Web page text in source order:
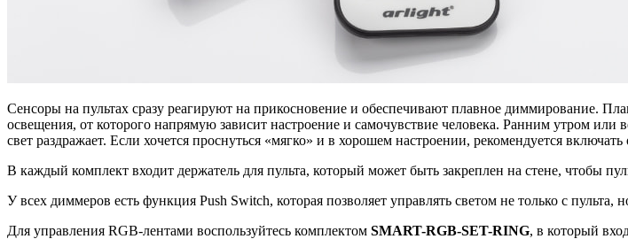
Сенсоры на пультах сразу реагируют на прикосновение и обеспечивают плавное диммирование.
освещения, от которого напрямую зависит настроение и самочувствие человека. Ранним утром
свет раздражает. Если хочется проснуться «мягко» и в хорошем настроении, рекомендуется
В каждый комплект входит держатель для пульта, который может быть закреплен на стене, чтобы
У всех диммеров есть функция Push Switch, которая позволяет управлять светом не только с
Для управления RGB-лентами воспользуйтесь комплектом SMART-RGB-SET-RING, в который